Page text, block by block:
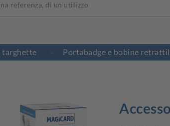
targhette Portabadge e bobine